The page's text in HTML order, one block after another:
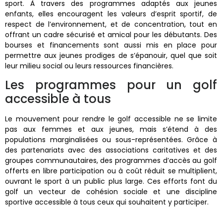
sport. À travers des programmes adaptés aux jeunes
enfants, elles encouragent les valeurs d’esprit sportif, de
respect de l’environnement, et de concentration, tout en
offrant un cadre sécurisé et amical pour les débutants. Des
bourses et financements sont aussi mis en place pour
permettre aux jeunes prodiges de s’épanouir, quel que soit
leur milieu social ou leurs ressources financières.
Les programmes pour un golf
accessible à tous
Le mouvement pour rendre le golf accessible ne se limite
pas aux femmes et aux jeunes, mais s’étend à des
populations marginalisées ou sous-représentées. Grâce à
des partenariats avec des associations caritatives et des
groupes communautaires, des programmes d’accès au golf
offerts en libre participation ou à coût réduit se multiplient,
ouvrant le sport à un public plus large. Ces efforts font du
golf un vecteur de cohésion sociale et une discipline
sportive accessible à tous ceux qui souhaitent y participer.